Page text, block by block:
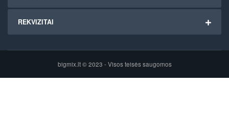
REKVIZITAI
bigmix.lt © 2023 - Visos teisės saugomos